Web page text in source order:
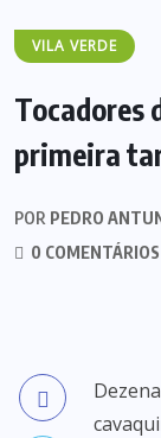
VILA VERDE
Tocadores
primeira
POR PEDRO
0 COMENTÁRIOS